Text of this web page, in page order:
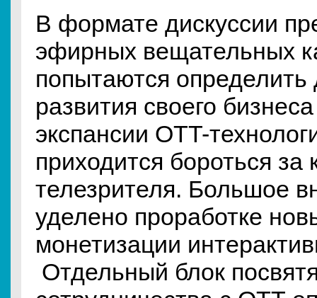
В формате дискуссии
эфирных вещательных
попытаются
развития своего
экспансии OTT-
приходится бороться за
телезрителя. Большое
уделено проработке
монетизации
Отдельный блок